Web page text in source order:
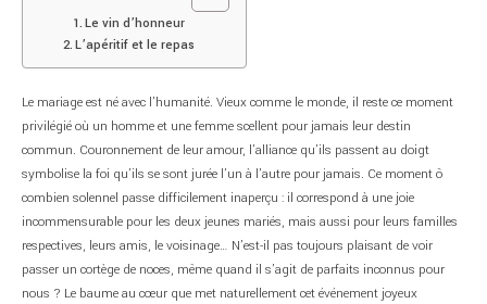
Le vin d’honneur
L’apéritif et le repas
Le mariage est né avec l’humanité. Vieux comme le monde, il reste ce moment
privilégié où un homme et une femme scellent pour jamais leur destin
commun. Couronnement de leur amour, l’alliance qu’ils passent au doigt
symbolise la foi qu’ils se sont jurée l’un à l’autre pour jamais. Ce moment ô
combien solennel passe difficilement inaperçu : il correspond à une joie
incommensurable pour les deux jeunes mariés, mais aussi pour leurs familles
respectives, leurs amis, le voisinage… N’est-il pas toujours plaisant de voir
passer un cortège de noces, même quand il s’agit de parfaits inconnus pour
nous ? Le baume au cœur que met naturellement cet événement joyeux